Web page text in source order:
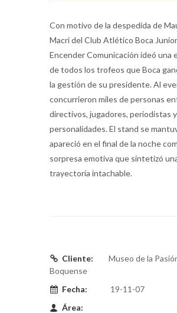
Con motivo de la despedida de
Macri del Club Atlético Boca
Encender Comunicación ideó una
de todos los trofeos que Boca
la gestión de su presidente. Al
concurrieron miles de personas
directivos, jugadores, periodistas
personalidades. El stand se
apareció en el final de la noche
sorpresa emotiva que sintetizó
trayectoria intachable.
Cliente:
Museo de la
Boquense
Fecha:
19-11-07
Área: